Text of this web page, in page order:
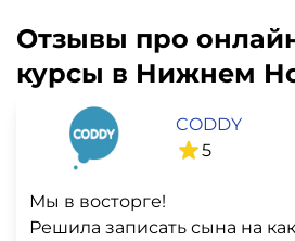
Отзывы про
курсы в Нижнем
CODDY
5
Мы в восторге!
Решила записать сына на